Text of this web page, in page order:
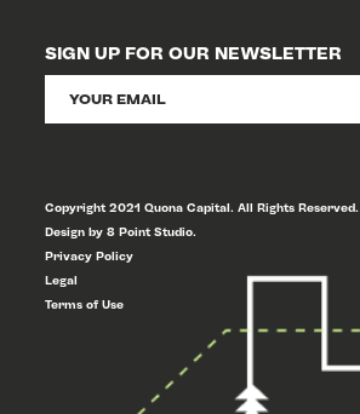
SIGN UP FOR OUR NEWSLETTER
Copyright 2021 Quona Capital. All Rights Reserved.
Design by 8 Point Studio.
Privacy Policy
Legal
Terms of Use